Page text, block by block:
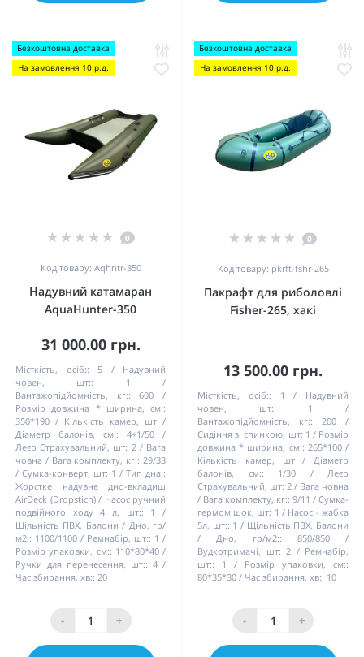
Безкоштовна доставка
На замовлення 10 р.д.
0
Код товару: Aqhntr-350
Надувний катамаран
AquaHunter-350
31 000.00 грн.
Місткість, осіб:: 5
Надувний
човен, шт::
1
Вантажопідйомність, кг::
600
Розмір довжина * ширина, см::
350*190
Кількість камер, шт /
Діаметр балонів, см::
4+1/50
Леєр Страхувальний, шт: 2
Вага
човна / Вага комплекту, кг:: 29/33
Сумка-конверт, шт: 1
Тип дна::
Жорстке надувне дно-вкладиш
AirDeck (Dropstich)
Насос ручний
подвійного ходу 4 л, шт::
1
Щільність ПВХ, Балони / Дно, гр/
м2:: 1100/1100 Ремнабір, шт:: 1
Розмір упаковки, см:: 110*80*40
Ручки для перенесення, шт:: 4
Час збирання, хв:: 20
- +
Безкоштовна доставка
На замовлення 10 р.д.
0
Код товару: pkrft-fshr-265
Пакрафт для риболовлі
Fisher-265, хакі
13 500.00 грн.
Місткість, осіб:: 1
Надувний
човен, шт::
1
Вантажопідйомність, кг::
200
Сидіння зі спинкою, шт: 1
Розмір
довжина * ширина, см:: 265*100
Кількість камер, шт / Діаметр
балонів, см::
1/30
Леєр
Страхувальний, шт: 2
Вага човна
/ Вага комплекту, кг:: 9/11
Сумка-
гермомішок, шт: 1
Насос - жабка
5л, шт:: 1
Щільність ПВХ, Балони
/ Дно, гр/м2::
850/850
Вудкотримачі, шт: 2
Ремнабір,
шт::
1
Розмір упаковки, см::
80*35*30
Час збирання, хв:: 10
- +